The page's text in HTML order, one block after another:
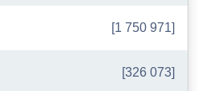
[1 750 971]
[326 073]